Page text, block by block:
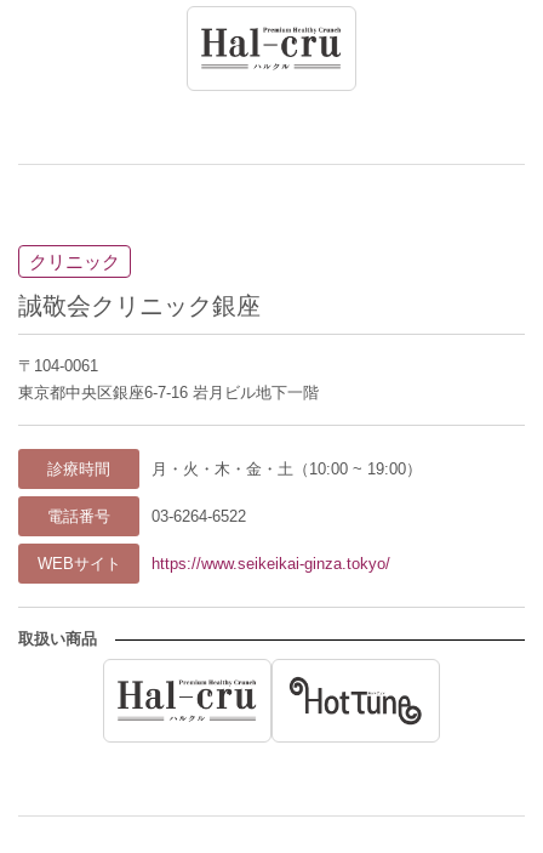
クリニック
誠敬会クリニック銀座
〒104-0061
東京都中央区銀座6-7-16 岩月ビル地下一階
診療時間 月・火・木・金・土（10:00 ~ 19:00）
電話番号 03-6264-6522
WEBサイト https://www.seikeikai-ginza.tokyo/
取扱い商品